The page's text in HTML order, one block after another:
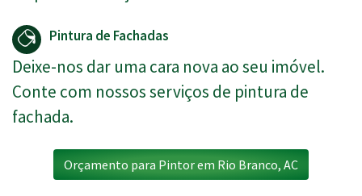
Pintura de Fachadas
Deixe-nos dar uma cara nova ao seu imóvel.
Conte com nossos serviços de pintura de
fachada.
Orçamento para Pintor em Rio Branco, AC